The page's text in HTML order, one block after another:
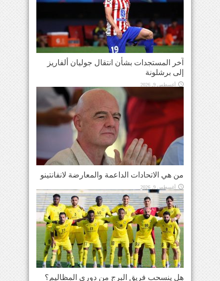
آخر المستجدات بشأن انتقال جوليان ألفاريز
إلى برشلونة
أغسطس 9, 2026
من هي الاتحادات الداعمة والمعارضة لانفانتينو
أغسطس 9, 2026
هل ينسحب فريق البرج من دوري المظاليم؟